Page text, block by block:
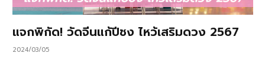
แจกพิกัด! วัดจีนแก้ปีชง ไหว้เสริมดวง 2567
2024/03/05